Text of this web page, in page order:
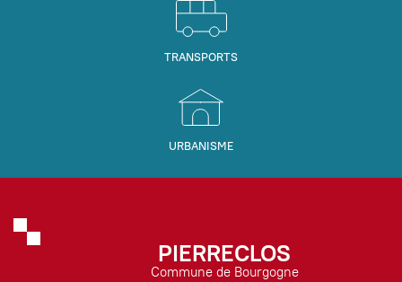
TRANSPORTS
URBANISME
PIERRECLOS
Commune de Bourgogne